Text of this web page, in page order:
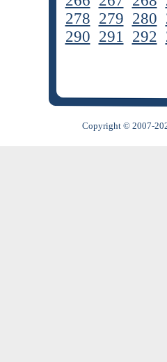
278 279 280
290 291 292
Copyright © 2007-